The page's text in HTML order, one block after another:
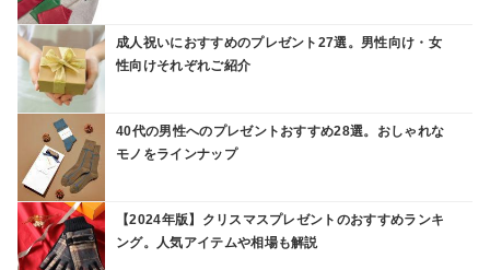
成人祝いにおすすめのプレゼント27選。男性向け・女
性向けそれぞれご紹介
40代の男性へのプレゼントおすすめ28選。おしゃれな
モノをラインナップ
【2024年版】クリスマスプレゼントのおすすめランキ
ング。人気アイテムや相場も解説